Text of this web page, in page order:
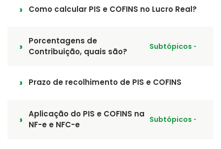
Como calcular PIS e COFINS no Lucro Real?
Porcentagens de
Contribuição, quais são?
Subtópicos
Prazo de recolhimento de PIS e COFINS
Aplicação do PIS e COFINS na
NF-e e NFC-e
Subtópicos